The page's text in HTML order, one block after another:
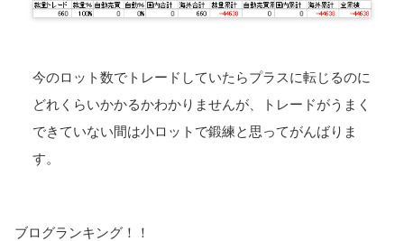
今のロット数でトレードしていたらプラスに転じるのに
どれくらいかかるかわかりませんが、トレードがうまく
できていない間は小ロットで鍛練と思ってがんばりま
す。
ブログランキング！！